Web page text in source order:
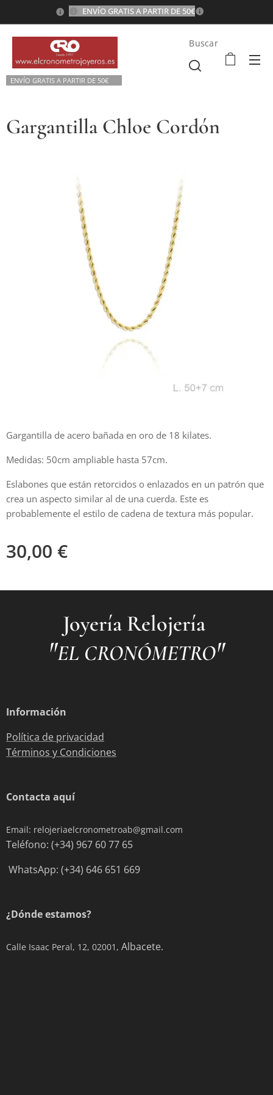
ENVÍO GRATIS A PARTIR DE 50€
ENVÍO GRATIS A PARTIR DE 50€💫
Buscar
Gargantilla Chloe Cordón
Gargantilla de acero bañada en oro de 18 kilates.
Medidas: 50cm ampliable hasta 57cm.
Eslabones que están retorcidos o enlazados en un patrón que
crea un aspecto similar al de una cuerda. Este es
probablemente el estilo de cadena de textura más popular.
30,00 €
Joyería Relojería
"EL CRONÓMETRO"
Información
Política de privacidad
Términos y Condiciones
Contacta aquí
Email: relojeriaelcronometroab@gmail.com
Teléfono: (+34) 967 60 77 65
WhatsApp: (+34) 646 651 669
¿Dónde estamos?
Calle Isaac Peral, 12, 02001, Albacete.